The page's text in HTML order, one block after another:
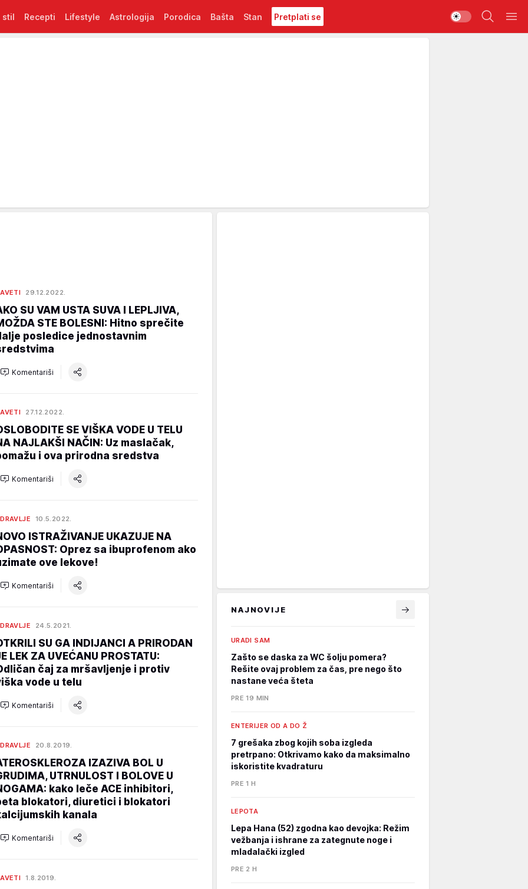
stil Recepti Lifestyle Astrologija Porodica Bašta Stan Pretplati se
29.12.2022.
SU VAM USTA SUVA I LEPLJIVA,
STE BOLESNI: Hitno sprečite
posledice jednostavnim
Komentariši
27.12.2022.
SE VIŠKA VODE U TELU
NAJLAKŠI NAČIN: Uz maslačak,
i ova prirodna sredstva
Komentariši
10.5.2022.
ISTRAŽIVANJE UKAZUJE NA
Oprez sa ibuprofenom ako
ove lekove!
Komentariši
24.5.2021.
SU GA INDIJANCI A PRIRODAN
LEK ZA UVEĆANU PROSTATU:
čaj za mršavljenje i protiv
vode u telu
Komentariši
20.8.2019.
IZAZIVA BOL U
UTRNULOST I BOLOVE U
kako leče ACE inhibitori,
blokatori, diuretici i blokatori
kanala
Komentariši
1.8.2019.
NAJNOVIJE
URADI SAM
Zašto se daska za WC šolju pomera?
Rešite ovaj problem za čas, pre nego što
nastane veća šteta
PRE 19 MIN
ENTERIJER OD A DO Ž
7 grešaka zbog kojih soba izgleda
pretrpano: Otkrivamo kako da maksimalno
iskoristite kvadraturu
PRE 1 H
LEPOTA
Lepa Hana (52) zgodna kao devojka: Režim
vežbanja i ishrane za zategnute noge i
mladalački izgled
PRE 2 H